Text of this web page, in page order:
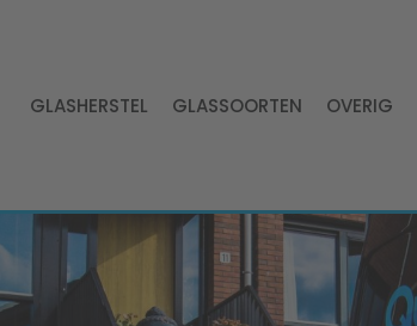
GLASHERSTEL GLASSOORTEN OVERIG